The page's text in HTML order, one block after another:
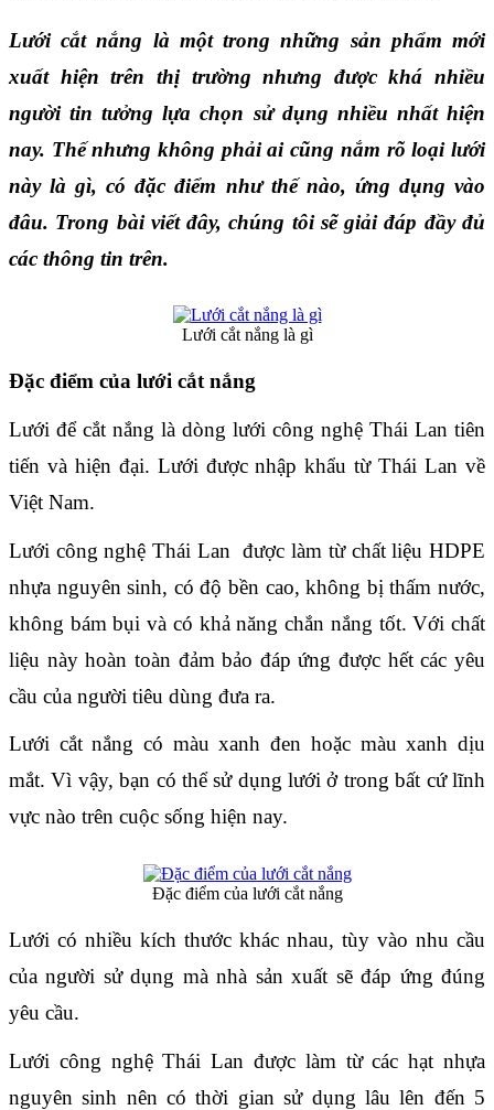
Lưới cắt nắng là một trong những sản phẩm mới
xuất hiện trên thị trường nhưng được khá nhiều
người tin tưởng lựa chọn sử dụng nhiều nhất hiện
nay. Thế nhưng không phải ai cũng nắm rõ loại lưới
này là gì, có đặc điểm như thế nào, ứng dụng vào
đâu. Trong bài viết đây, chúng tôi sẽ giải đáp đầy đủ
các thông tin trên.
Lưới cắt nắng là gì
Đặc điểm của lưới cắt nắng
Lưới để cắt nắng là dòng lưới công nghệ Thái Lan tiên
tiến và hiện đại. Lưới được nhập khẩu từ Thái Lan về
Việt Nam.
Lưới công nghệ Thái Lan  được làm từ chất liệu HDPE
nhựa nguyên sinh, có độ bền cao, không bị thấm nước,
không bám bụi và có khả năng chắn nắng tốt. Với chất
liệu này hoàn toàn đảm bảo đáp ứng được hết các yêu
cầu của người tiêu dùng đưa ra.
Lưới cắt nắng có màu xanh đen hoặc màu xanh dịu
mắt. Vì vậy, bạn có thể sử dụng lưới ở trong bất cứ lĩnh
vực nào trên cuộc sống hiện nay.
Đặc điểm của lưới cắt nắng
Lưới có nhiều kích thước khác nhau, tùy vào nhu cầu
của người sử dụng mà nhà sản xuất sẽ đáp ứng đúng
yêu cầu.
Lưới công nghệ Thái Lan được làm từ các hạt nhựa
nguyên sinh nên có thời gian sử dụng lâu lên đến 5